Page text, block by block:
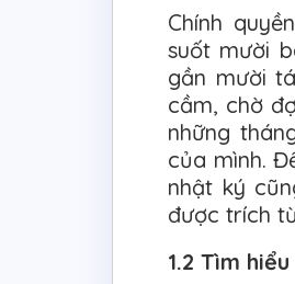
Chính
suốt mười
gần mười
cầm, chờ
những
của mình.
nhật ký
được trích
1.2 Tìm